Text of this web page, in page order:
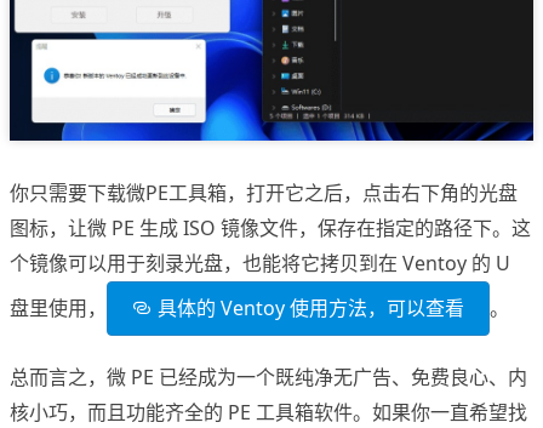
你只需要下载微PE工具箱，打开它之后，点击右下角的光盘
图标，让微 PE 生成 ISO 镜像文件，保存在指定的路径下。这
个镜像可以用于刻录光盘，也能将它拷贝到在 Ventoy 的 U
盘里使用，
具体的 Ventoy 使用方法，可以查看 。
总而言之，微 PE 已经成为一个既纯净无广告、免费良心、内
核小巧，而且功能齐全的 PE 工具箱软件。如果你一直希望找